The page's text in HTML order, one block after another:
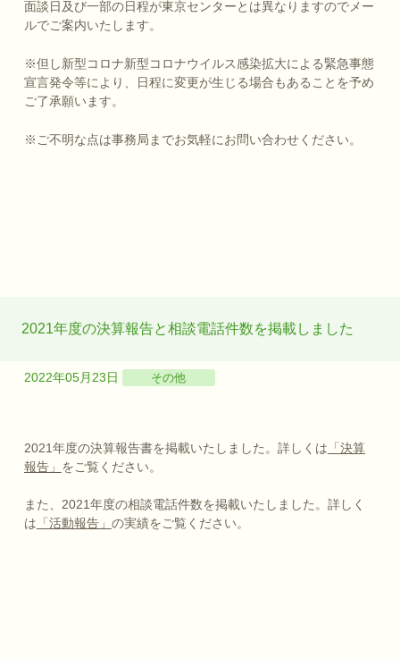
面談日及び一部の日程が東京センターとは異なりますのでメー
ルでご案内いたします。
※但し新型コロナ新型コロナウイルス感染拡大による緊急事態
宣言発令等により、日程に変更が生じる場合もあることを予め
ご了承願います。
※ご不明な点は事務局までお気軽にお問い合わせください。
2021年度の決算報告と相談電話件数を掲載しました
2022年05月23日 その他
2021年度の決算報告書を掲載いたしました。詳しくは 「決算
報告」 をご覧ください。
また、2021年度の相談電話件数を掲載いたしました。詳しく
は 「活動報告」 の実績をご覧ください。